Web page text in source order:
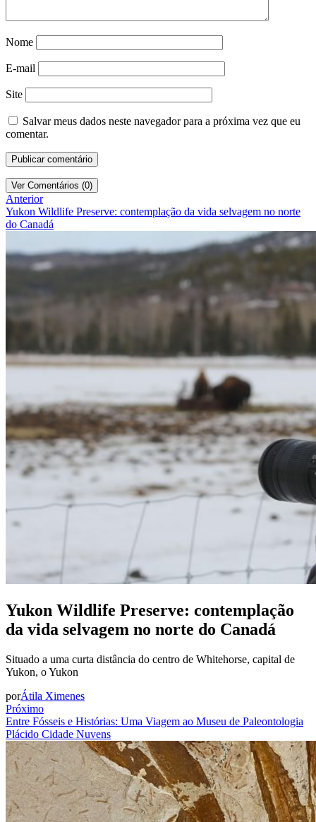
Nome
E-mail
Site
Salvar meus dados neste navegador para a próxima vez que eu
comentar.
Ver Comentários (0)
Anterior
Yukon Wildlife Preserve: contemplação da vida selvagem no norte
do Canadá
Yukon Wildlife Preserve: contemplação
da vida selvagem no norte do Canadá
Situado a uma curta distância do centro de Whitehorse, capital de
Yukon, o Yukon
porÁtila Ximenes
Próximo
Entre Fósseis e Histórias: Uma Viagem ao Museu de Paleontologia
Plácido Cidade Nuvens